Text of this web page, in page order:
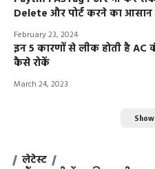
Delete और पोर्ट करने का आसान
February 23, 2024
इन 5 कारणों से लीक होती है AC
कैसे रोकें
March 24, 2023
लेटेस्ट